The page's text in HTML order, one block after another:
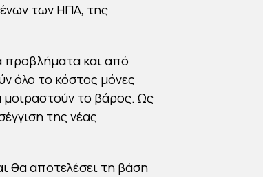
των ΗΠΑ, της
προβλήματα και από
όλο το κόστος μόνες
μοιραστούν το βάρος. Ως
της νέας
θα αποτελέσει τη βάση